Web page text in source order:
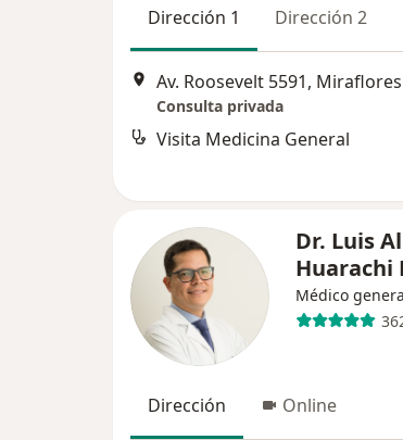
Dirección 1 Dirección 2
Av. Roosevelt 5591, Miraflores
Consulta privada
Visita Medicina General
Dr. Luis
Huarachi
Médico
Dirección Online